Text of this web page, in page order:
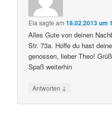
Ela sagte am18.02.2013 um
Alles Gute von deinen
Str. 73a. Hoffe du hast
genossen, lieber Theo!
Spaß weiterhin
Antworten ↓